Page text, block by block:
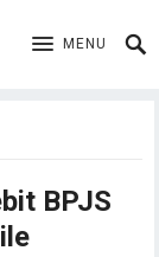
MENU
BPJS